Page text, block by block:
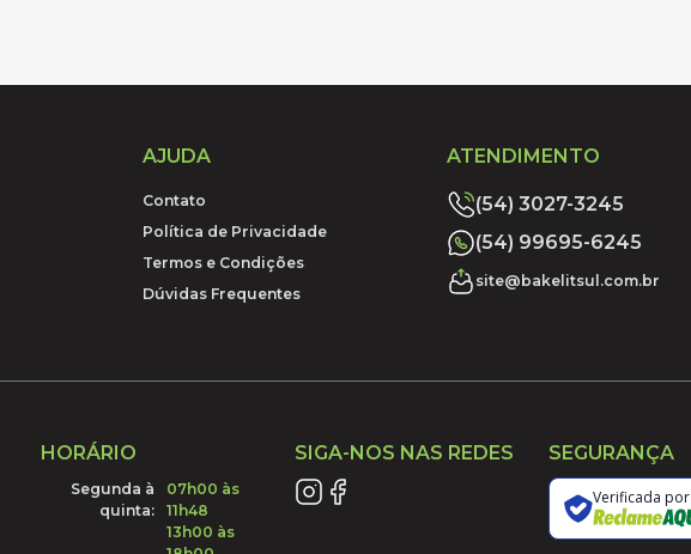
AJUDA
Contato
Política de Privacidade
Termos e Condições
Dúvidas Frequentes
ATENDIMENTO
(54) 3027-3245
(54) 99695-6245
site@bakelitsul.com.br
HORÁRIO
Segunda à
quinta:
07h00 às
11h48
13h00 às
SIGA-NOS NAS REDES SEGURANÇA
Verificada por